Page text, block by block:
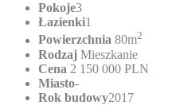
Pokoje3
Łazienki1
Powierzchnia 80m2
Rodzaj Mieszkanie
Cena 2 150 000 PLN
Miasto-
Rok budowy2017